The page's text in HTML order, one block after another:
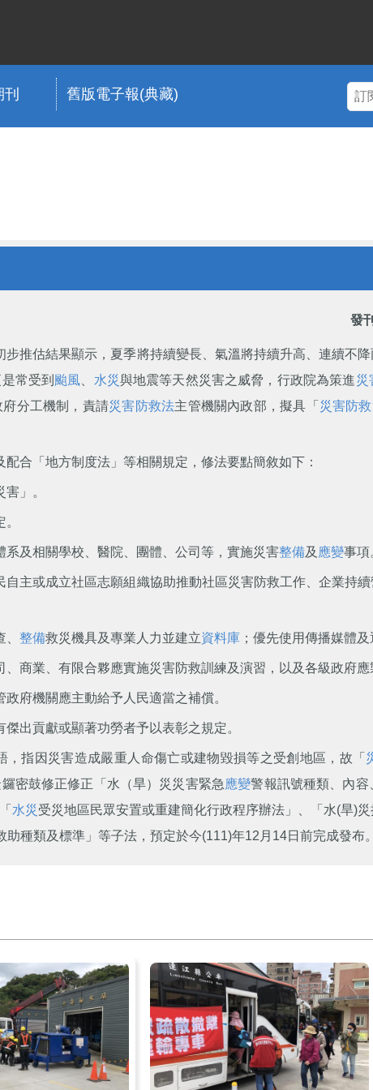
舊版電子報(典藏)
發
步推估結果顯示，夏季將持續變長、氣溫將持續升高、連續不
常受到 颱風 水災與地震等天然災害之威脅，行政院為策進災
分工機制，責請災害防救法主管機關內政部，擬具「 災害防
合「地方制度法」等相關規定，修法要點簡敘如下：
」。
及相關學校、醫院、團體、公司等，實施災害整備及 應變事項
自主或成立社區志願組織協助推動社區災害防救工作、企業持
整備救災機具及專業人力並建立資料庫 ；優先使用傳播媒體
商業、有限合夥應實施災害防救訓練及演習，以及各級政府應
府機關應主動給予人民適當之補償。
出貢獻或顯著功勞者予以表彰之規定。
，指因災害造成嚴重人命傷亡或建物毀損等之受創地區，故「
鑼密鼓修正修正「水（旱）災災害緊急 應變警報訊號種類、內容
水災 受災地區民眾安置或重建簡化行政程序辦法」、「水(旱)
助種類及標準」等子法，預定於今(111)年12月14日前完成發布。